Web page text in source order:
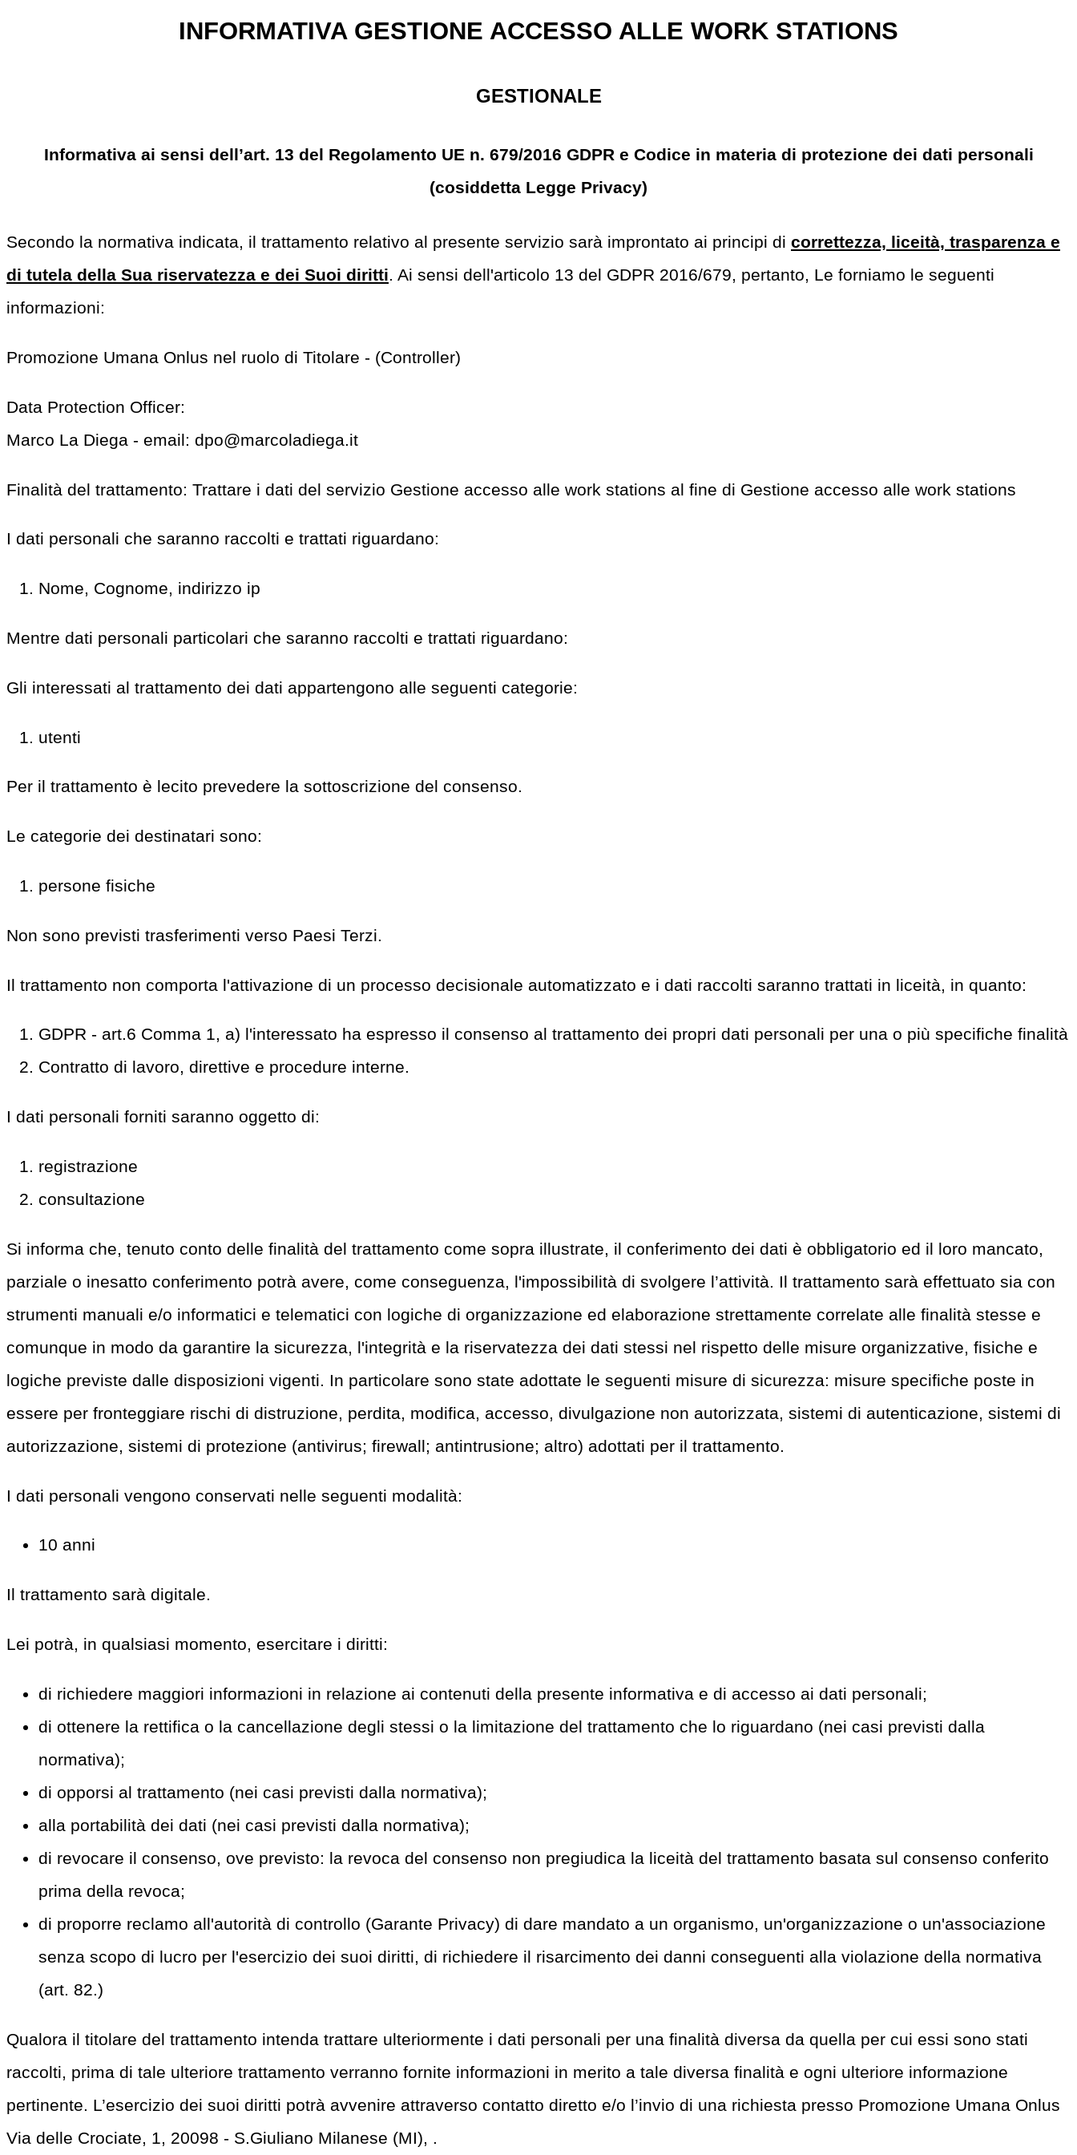
INFORMATIVA GESTIONE ACCESSO ALLE WORK STATIONS
GESTIONALE
Informativa ai sensi dell’art. 13 del Regolamento UE n. 679/2016 GDPR e Codice in materia di protezione dei dati personali
(cosiddetta Legge Privacy)
Secondo la normativa indicata, il trattamento relativo al presente servizio sarà improntato ai principi di correttezza, liceità, trasparenza e
di tutela della Sua riservatezza e dei Suoi diritti. Ai sensi dell'articolo 13 del GDPR 2016/679, pertanto, Le forniamo le seguenti
informazioni:
Promozione Umana Onlus nel ruolo di Titolare - (Controller)
Data Protection Officer:
Marco La Diega - email: dpo@marcoladiega.it
Finalità del trattamento: Trattare i dati del servizio Gestione accesso alle work stations al fine di Gestione accesso alle work stations
I dati personali che saranno raccolti e trattati riguardano:
Nome, Cognome, indirizzo ip
Mentre dati personali particolari che saranno raccolti e trattati riguardano:
Gli interessati al trattamento dei dati appartengono alle seguenti categorie:
utenti
Per il trattamento è lecito prevedere la sottoscrizione del consenso.
Le categorie dei destinatari sono:
persone fisiche
Non sono previsti trasferimenti verso Paesi Terzi.
Il trattamento non comporta l'attivazione di un processo decisionale automatizzato e i dati raccolti saranno trattati in liceità, in quanto:
GDPR - art.6 Comma 1, a) l'interessato ha espresso il consenso al trattamento dei propri dati personali per una o più specifiche finalità
Contratto di lavoro, direttive e procedure interne.
I dati personali forniti saranno oggetto di:
registrazione
consultazione
Si informa che, tenuto conto delle finalità del trattamento come sopra illustrate, il conferimento dei dati è obbligatorio ed il loro mancato,
parziale o inesatto conferimento potrà avere, come conseguenza, l'impossibilità di svolgere l’attività. Il trattamento sarà effettuato sia con
strumenti manuali e/o informatici e telematici con logiche di organizzazione ed elaborazione strettamente correlate alle finalità stesse e
comunque in modo da garantire la sicurezza, l'integrità e la riservatezza dei dati stessi nel rispetto delle misure organizzative, fisiche e
logiche previste dalle disposizioni vigenti. In particolare sono state adottate le seguenti misure di sicurezza: misure specifiche poste in
essere per fronteggiare rischi di distruzione, perdita, modifica, accesso, divulgazione non autorizzata, sistemi di autenticazione, sistemi di
autorizzazione, sistemi di protezione (antivirus; firewall; antintrusione; altro) adottati per il trattamento.
I dati personali vengono conservati nelle seguenti modalità:
10 anni
Il trattamento sarà digitale.
Lei potrà, in qualsiasi momento, esercitare i diritti:
di richiedere maggiori informazioni in relazione ai contenuti della presente informativa e di accesso ai dati personali;
di ottenere la rettifica o la cancellazione degli stessi o la limitazione del trattamento che lo riguardano (nei casi previsti dalla
normativa);
di opporsi al trattamento (nei casi previsti dalla normativa);
alla portabilità dei dati (nei casi previsti dalla normativa);
di revocare il consenso, ove previsto: la revoca del consenso non pregiudica la liceità del trattamento basata sul consenso conferito
prima della revoca;
di proporre reclamo all'autorità di controllo (Garante Privacy) di dare mandato a un organismo, un'organizzazione o un'associazione
senza scopo di lucro per l'esercizio dei suoi diritti, di richiedere il risarcimento dei danni conseguenti alla violazione della normativa
(art. 82.)
Qualora il titolare del trattamento intenda trattare ulteriormente i dati personali per una finalità diversa da quella per cui essi sono stati
raccolti, prima di tale ulteriore trattamento verranno fornite informazioni in merito a tale diversa finalità e ogni ulteriore informazione
pertinente. L’esercizio dei suoi diritti potrà avvenire attraverso contatto diretto e/o l’invio di una richiesta presso Promozione Umana Onlus
Via delle Crociate, 1, 20098 - S.Giuliano Milanese (MI), .